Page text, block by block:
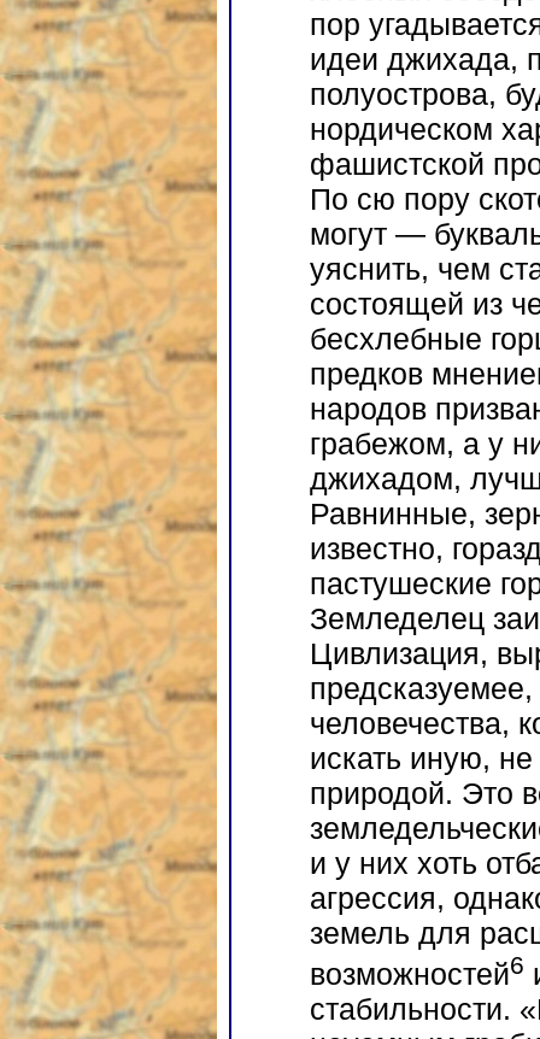
пор
идеи джихада,
полуострова,
нордическом
фашистской
По сю пору
могут —
уяснить, чем
состоящей из
бесхлебные
предков
народов
грабежом, а у
джихадом,
Равнинные,
известно,
пастушеские
Земледелец
Цивлизация,
человечества,
искать иную,
природой. Это
и у них хоть
агрессия,
земель для
возможностей6
стабильности.